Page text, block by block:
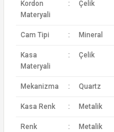
Kordon
Materyali
: Çelik
Cam Tipi : Mineral
Kasa
Materyali
: Çelik
Mekanizma : Quartz
Kasa Renk : Metalik
Renk : Metalik